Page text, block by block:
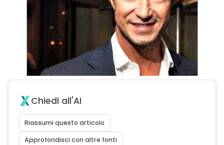
Chiedi all'AI
Riassumi questo articolo
Approfondisci con altre fonti